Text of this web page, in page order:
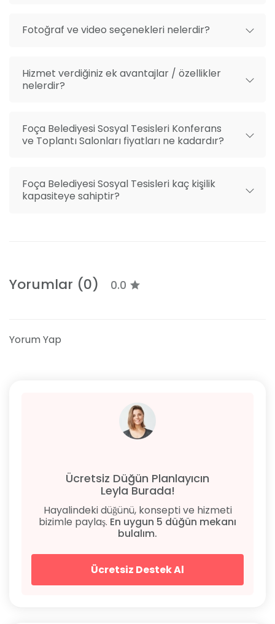
Fotoğraf ve video seçenekleri nelerdir?
Hizmet verdiğiniz ek avantajlar / özellikler
nelerdir?
Foça Belediyesi Sosyal Tesisleri Konferans
ve Toplantı Salonları fiyatları ne kadardır?
Foça Belediyesi Sosyal Tesisleri kaç kişilik
kapasiteye sahiptir?
Yorumlar (0) 0.0
Yorum Yap
Ücretsiz Düğün Planlayıcın
Leyla Burada!
Hayalindeki düğünü, konsepti ve hizmeti
bizimle paylaş. En uygun 5 düğün mekanı
bulalım.
Ücretsiz Destek Al